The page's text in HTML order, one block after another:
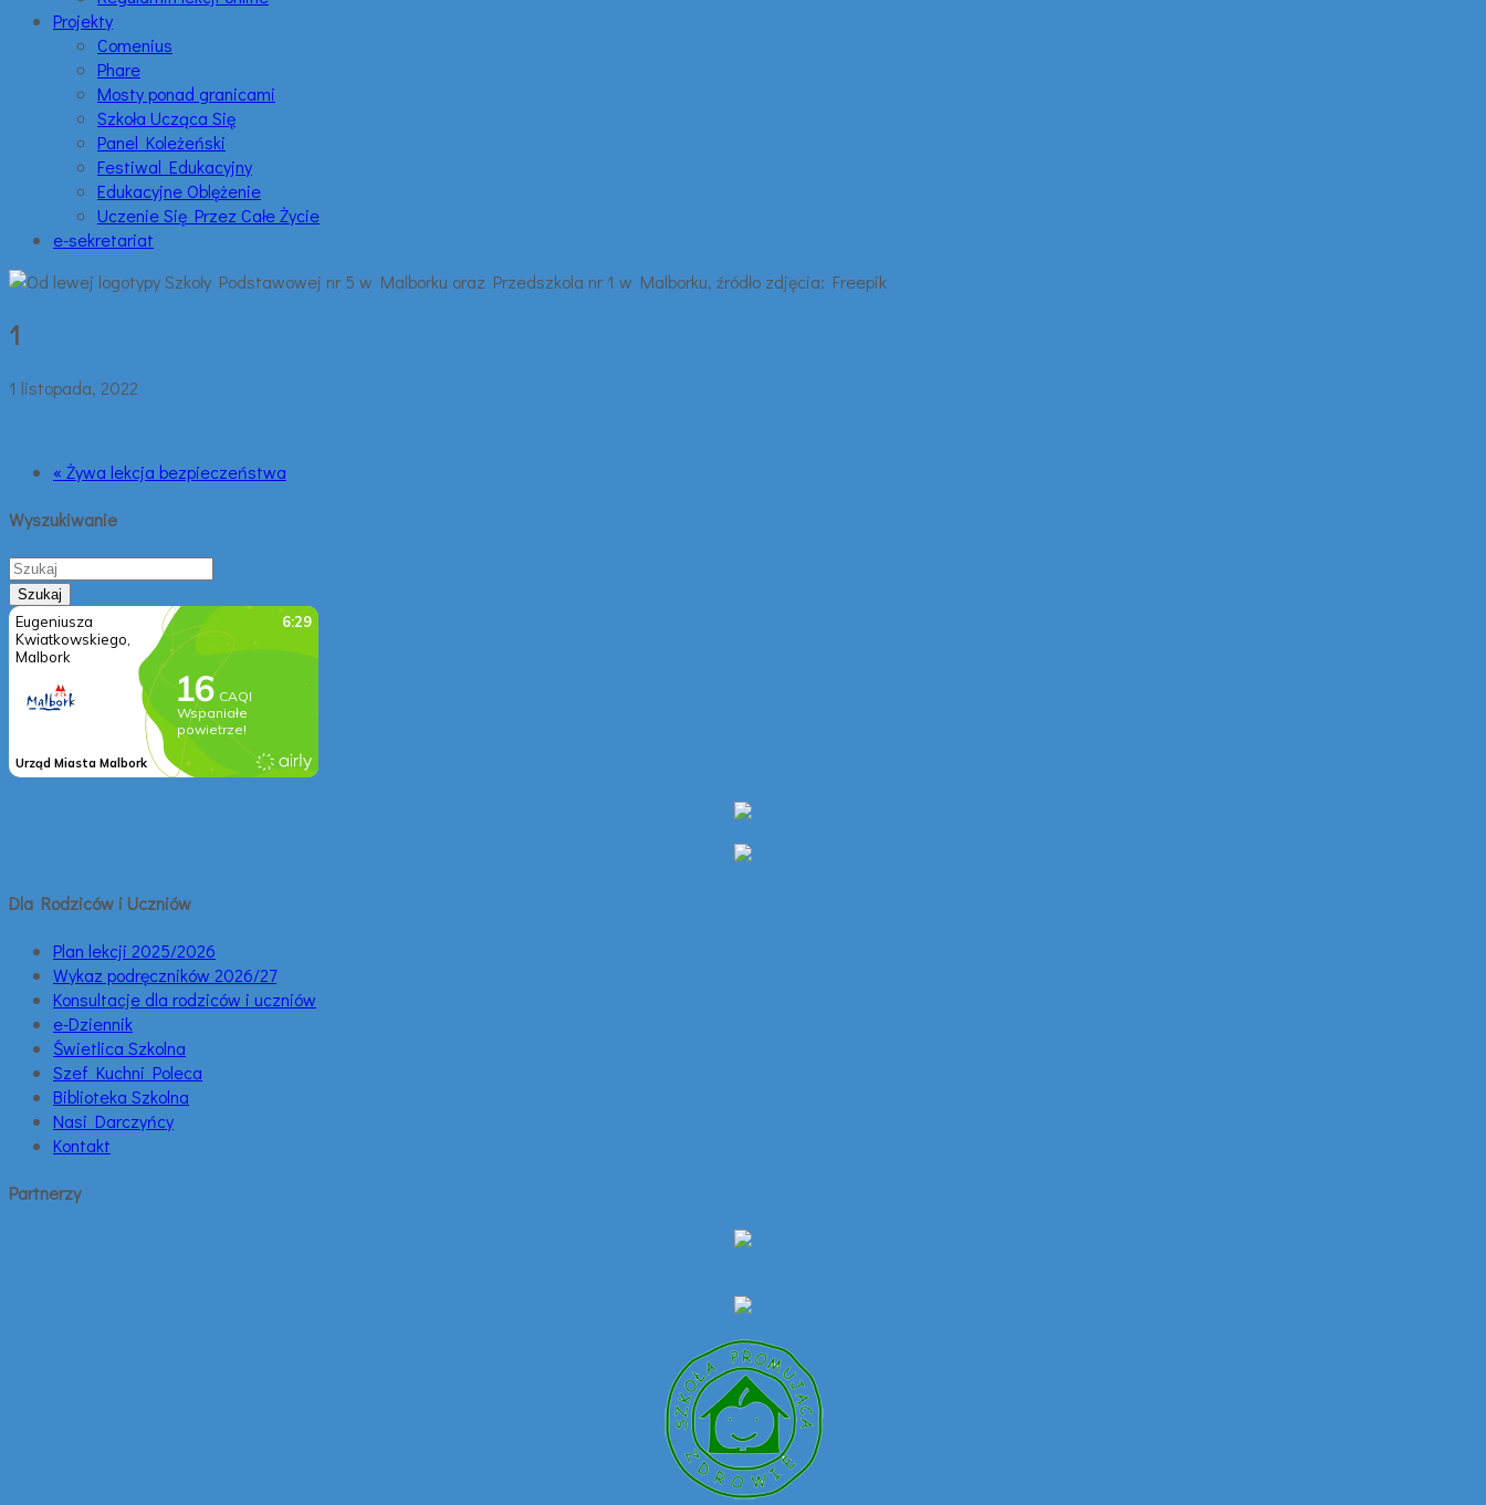
Projekty
Comenius
Phare
Mosty ponad granicami
Szkoła Ucząca Się
Panel Koleżeński
Festiwal Edukacyjny
Edukacyjne Oblężenie
Uczenie Się Przez Całe Życie
e-sekretariat
1
1 listopada, 2022
« Żywa lekcja bezpieczeństwa
Wyszukiwanie
Dla Rodziców i Uczniów
Plan lekcji 2025/2026
Wykaz podręczników 2026/27
Konsultacje dla rodziców i uczniów
e-Dziennik
Świetlica Szkolna
Szef Kuchni Poleca
Biblioteka Szkolna
Nasi Darczyńcy
Kontakt
Partnerzy